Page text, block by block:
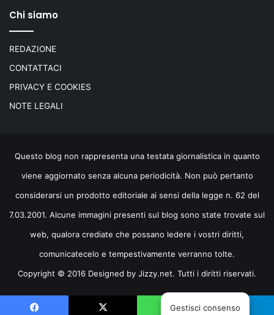
Chi siamo
REDAZIONE
CONTATTACI
PRIVACY E COOKIES
NOTE LEGALI
Questo blog non rappresenta una testata giornalistica in quanto
viene aggiornato senza alcuna periodicità. Non può pertanto
considerarsi un prodotto editoriale ai sensi della legge n. 62 del
7.03.2001. Alcune immagini presenti sul blog sono state trovate sul
web, qualora crediate che possano ledere i vostri diritti,
comunicatecelo e tempestivamente verranno tolte.
Copyright © 2016 Designed by Jizzy.net. Tutti i diritti riservati.
Gestisci consenso